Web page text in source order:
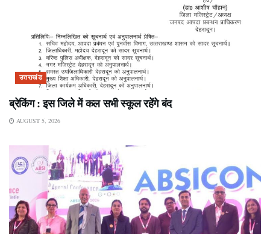
उत्तराखंड
ब्रेकिंग : इस जिले में कल सभी स्कूल रहेंगे बंद
AUGUST 5, 2026